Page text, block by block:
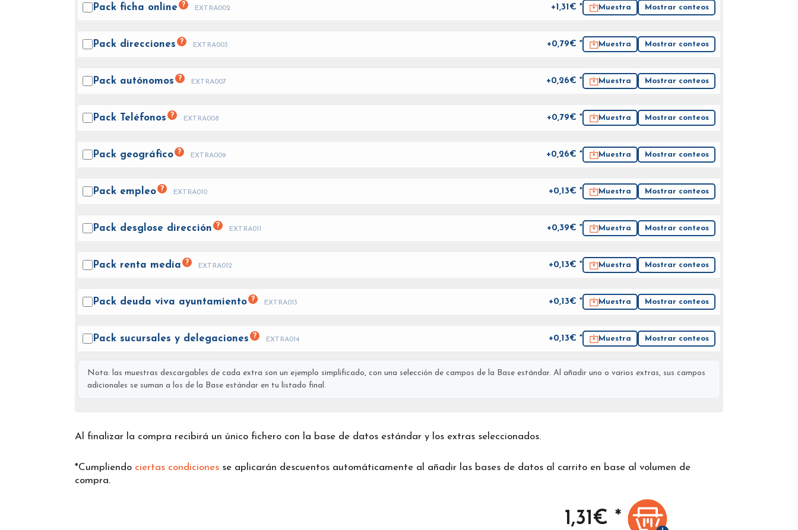
Pack ficha online ? EXTRA002 +1,31€ * Muestra Mostrar conteos
Pack direcciones ? EXTRA003 +0,79€ * Muestra Mostrar conteos
Pack autónomos ? EXTRA007 +0,26€ * Muestra Mostrar conteos
Pack Teléfonos ? EXTRA008 +0,79€ * Muestra Mostrar conteos
Pack geográfico ? EXTRA009 +0,26€ * Muestra Mostrar conteos
Pack empleo ? EXTRA010 +0,13€ * Muestra Mostrar conteos
Pack desglose dirección ? EXTRA011 +0,39€ * Muestra Mostrar conteos
Pack renta media ? EXTRA012 +0,13€ * Muestra Mostrar conteos
Pack deuda viva ayuntamiento ? EXTRA013 +0,13€ * Muestra Mostrar conteos
Pack sucursales y delegaciones ? EXTRA014 +0,13€ * Muestra Mostrar conteos
Nota: las muestras descargables de cada extra son un ejemplo simplificado, con una selección de campos de la Base estándar. Al añadir uno o varios extras, sus campos
adicionales se suman a los de la Base estándar en tu listado final.
Al finalizar la compra recibirá un único fichero con la base de datos estándar y los extras seleccionados.
*Cumpliendo ciertas condiciones se aplicarán descuentos automáticamente al añadir las bases de datos al carrito en base al volumen de
compra.
1,31€ *